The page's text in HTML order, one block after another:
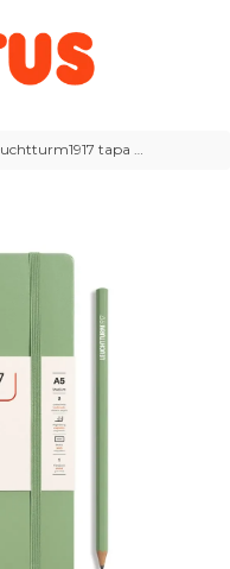
tapa dura a5 li sage